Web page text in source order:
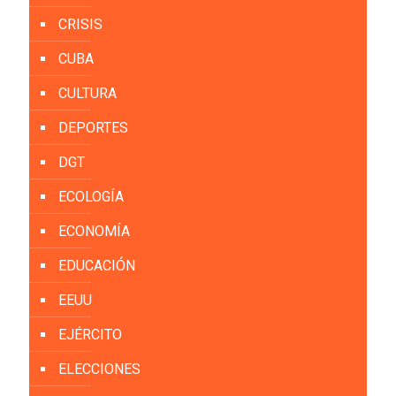
CRISIS
CUBA
CULTURA
DEPORTES
DGT
ECOLOGÍA
ECONOMÍA
EDUCACIÓN
EEUU
EJÉRCITO
ELECCIONES